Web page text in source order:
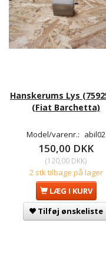
Hanskerums Lys
(Fiat Barchetta)
Model/varenr.: abil02
150,00 DKK
(120,00 DKK)
2 stk tilbage på lager
LÆG I KURV
Tilføj ønskeliste